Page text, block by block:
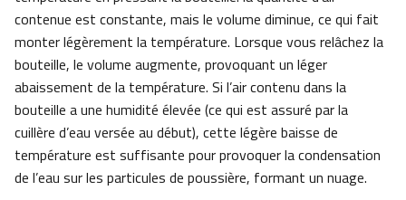
contenue est constante, mais le volume diminue, ce qui fait
monter légèrement la température. Lorsque vous relâchez la
bouteille, le volume augmente, provoquant un léger
abaissement de la température. Si l’air contenu dans la
bouteille a une humidité élevée (ce qui est assuré par la
cuillère d’eau versée au début), cette légère baisse de
température est suffisante pour provoquer la condensation
de l’eau sur les particules de poussière, formant un nuage.